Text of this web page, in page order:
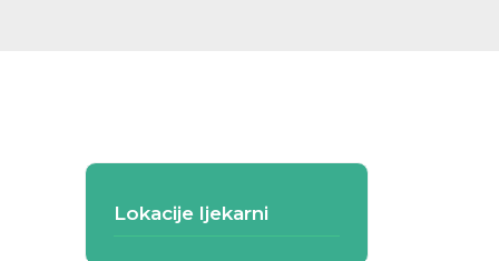
Lokacije ljekarni